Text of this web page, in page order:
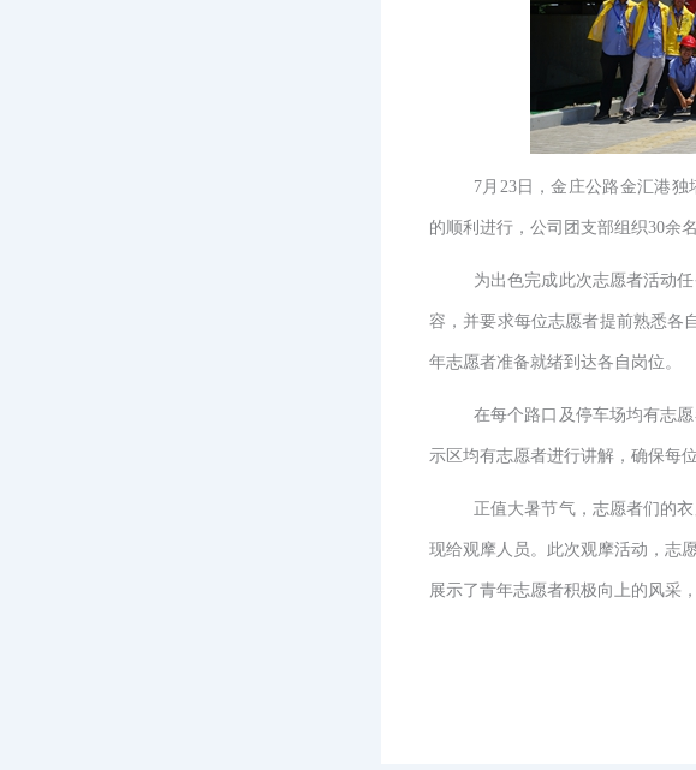
7月23日，金庄公路金汇港
的顺利进行，公司团支部组织30余
为出色完成此次志愿者活动
容，并要求每位志愿者提前熟悉各
年志愿者准备就绪到达各自岗位。
在每个路口及停车场均有志
示区均有志愿者进行讲解，确保每
正值大暑节气，志愿者们的
现给观摩人员。此次观摩活动，志
展示了青年志愿者积极向上的风采